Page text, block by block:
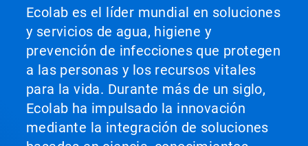
Ecolab es el líder mundial en soluciones
y servicios de agua, higiene y
prevención de infecciones que protegen
a las personas y los recursos vitales
para la vida. Durante más de un siglo,
Ecolab ha impulsado la innovación
mediante la integración de soluciones